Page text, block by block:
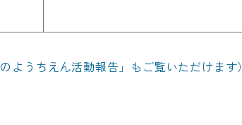
ようちえん活動報告」もご覧いただけます）